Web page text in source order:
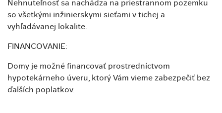
Nehnuteľnosť sa nachádza na priestrannom pozemku
so všetkými inžinierskymi sieťami v tichej a
vyhľadávanej lokalite.
FINANCOVANIE:
Domy je možné financovať prostredníctvom
hypotekárneho úveru, ktorý Vám vieme zabezpečiť bez
ďalších poplatkov.